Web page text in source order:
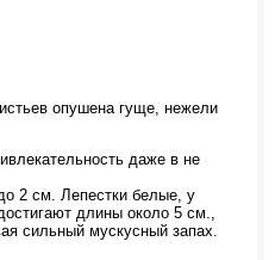
опушена гуще, нежели
даже в не
2 см. Лепестки белые, у
длины около 5 см.,
сильный мускусный запах.